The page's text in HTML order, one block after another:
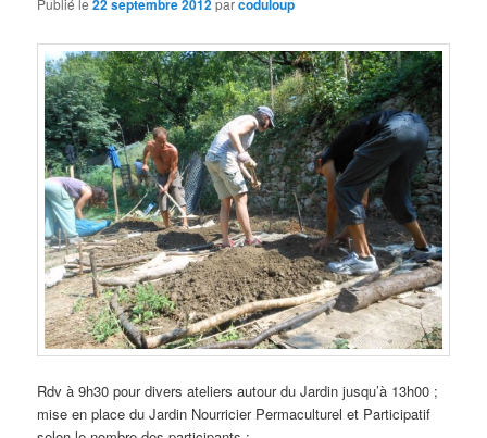
Publié le22 septembre 2012parcoduloup
Rdv à 9h30 pour divers ateliers autour du Jardin jusqu’à 13h00 ;
mise en place du Jardin Nourricier Permaculturel et Participatif